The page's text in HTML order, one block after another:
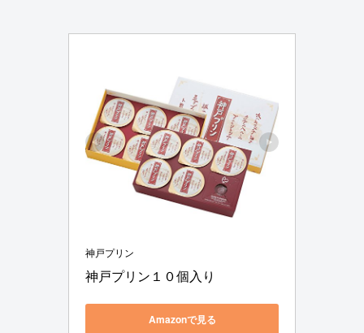
神戸プリン
神戸プリン１０個入り
Amazonで見る